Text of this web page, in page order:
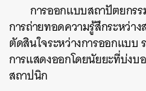
การออกแบบสถาปัตยกร
การถ่ายทอดความรู้สึกระหว่า
ตัดสินใจระหว่างการออกแบบ
การแสดงออกโดยนัยยะที่บ่ง
สถาปนิก